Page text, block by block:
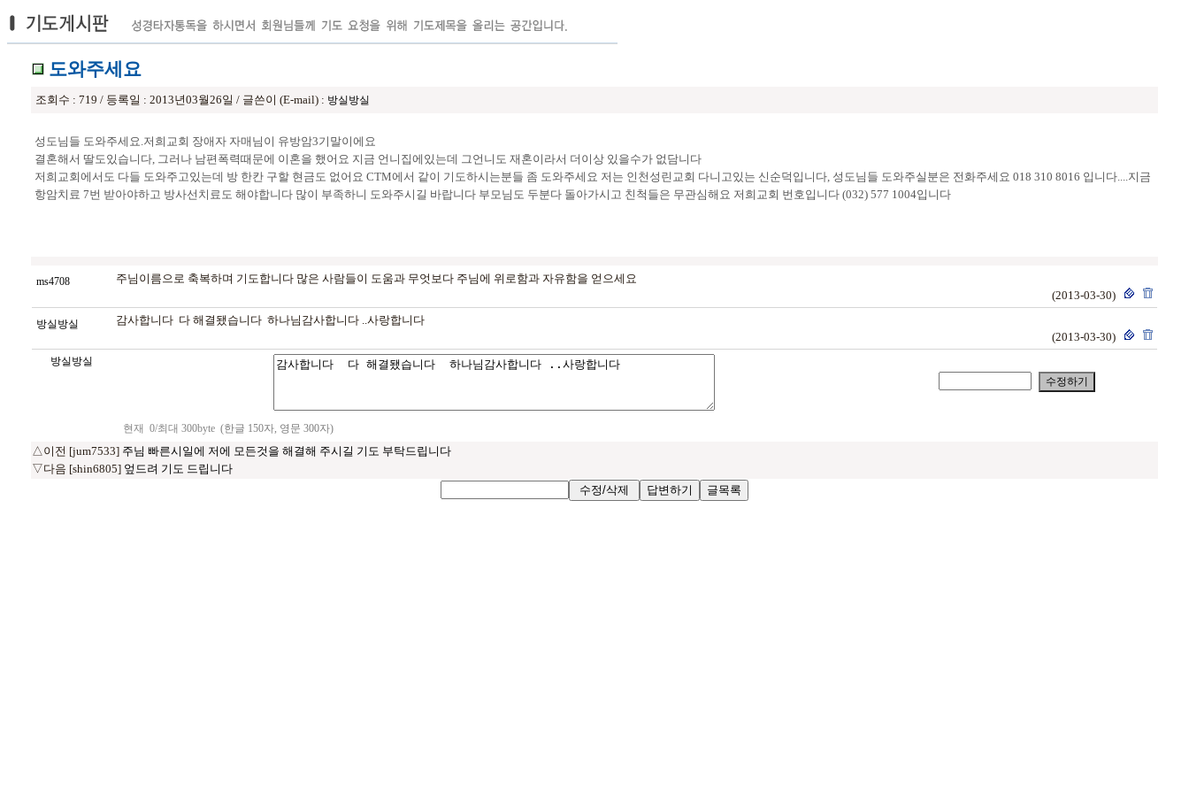
도와주세요
조회수 : 719 / 등록일 : 2013년03월26일 / 글쓴이 (E-mail) : 방실방실
성도님들 도와주세요.저희교회 장애자 자매님이 유방암3기말이에요
결혼해서 딸도있습니다, 그러나 남편폭력때문에 이혼을 했어요 지금 언니집에있는데 그언니도 재혼이라서 더이상 있을수가 없담니다
저희교회에서도 다들 도와주고있는데 방 한칸 구할 현금도 없어요 CTM에서 같이 기도하시는분들 좀 도와주세요 저는 인천성린교회 다니고있는 신순덕입니다, 성도님들 도와주실분은 전화주세요 018 310 8016 입니다....지금
항암치료 7번 받아야하고 방사선치료도 해야합니다 많이 부족하니 도와주시길 바랍니다 부모님도 두분다 돌아가시고 친척들은 무관심해요 저희교회 번호입니다 (032) 577 1004입니다
ms4708
주님이름으로 축복하며 기도합니다 많은 사람들이 도움과 무엇보다 주님에 위로함과 자유함을 얻으세요
(2013-03-30)
방실방실
감사합니다 다 해결됐습니다 하나님감사합니다 ..사랑합니다
(2013-03-30)
방실방실
현재 0/최대 300byte (한글 150자, 영문 300자)
△이전 [jum7533] 주님 빠른시일에 저에 모든것을 해결해 주시길 기도 부탁드립니다
▽다음 [shin6805] 엎드려 기도 드립니다